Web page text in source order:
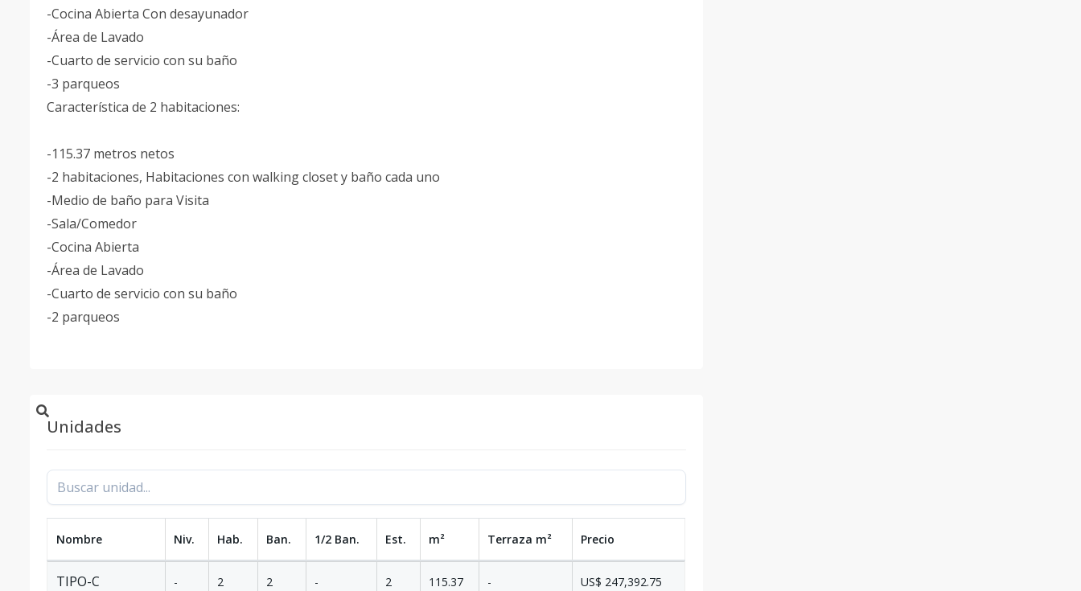
-Cocina Abierta Con desayunador
-Área de Lavado
-Cuarto de servicio con su baño
-3 parqueos
Característica de 2 habitaciones:
-115.37 metros netos
-2 habitaciones, Habitaciones con walking closet y baño cada uno
-Medio de baño para Visita
-Sala/Comedor
-Cocina Abierta
-Área de Lavado
-Cuarto de servicio con su baño
-2 parqueos
Unidades
Nombre Niv. Hab. Ban. 1/2 Ban. Est. m² Terraza m² Precio
TIPO-C - 2 2 - 2 115.37 - US$ 247,392.75